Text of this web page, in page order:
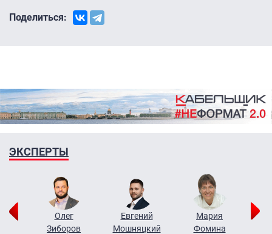
Поделиться:
ЭКСПЕРТЫ
Олег
Зиборов
Евгений
Мошняцкий
Мария
Фомина